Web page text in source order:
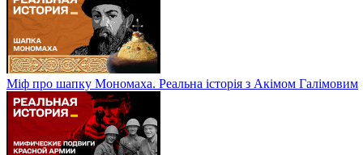
Міф про шапку Мономаха. Реальна історія з Акімом Галімовим